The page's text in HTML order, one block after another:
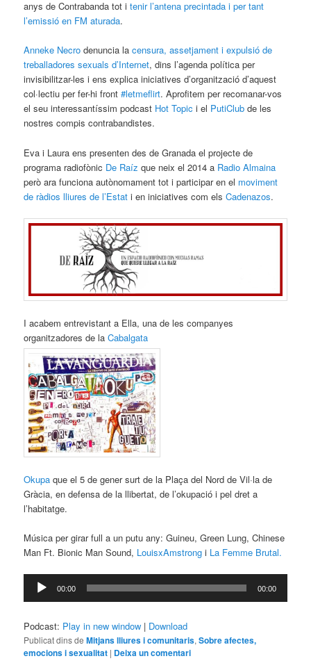
anys de Contrabanda tot itenir l’antena precintada i per tant
l’emissió en FM aturada.
Anneke Necro denuncia lacensura, assetjament i expulsió de
treballadores sexuals d’Internet, dins l’agenda política per
invisibilitzar-les i ens explica iniciatives d’organització d’aquest
col·lectiu per fer-hi front#letmeflirt. Aprofitem per recomanar-vos
el seu interessantíssim podcast Hot Topic i el PutiClub de les
nostres compis contrabandistes.
Eva i Laura ens presenten des de Granada el projecte de
programa radiofònic De Raízque neix el 2014 a Radio Almaina
però ara funciona autònomament tot i participar en el moviment
de ràdios lliures de l’Estat i en iniciatives com elsCadenazos.
I acabem entrevistant a Ella, una de les companyes
organitzadores de laCabalgata
Okupa que el 5 de gener surt de la Plaça del Nord de Vil·la de
Gràcia, en defensa de la llibertat, de l’okupació i pel dret a
l’habitatge.
Música per girar full a un putu any: Guineu, Green Lung, Chinese
Man Ft. Bionic Man Sound, LouisxAmstrong i La Femme Brutal.
Reproductor
d'àudio
00:00 00:00
Podcast: Play in new window | Download
Publicat dins de Mitjans lliures i comunitaris,Sobre afectes,
emocions i sexualitat | Deixa un comentari